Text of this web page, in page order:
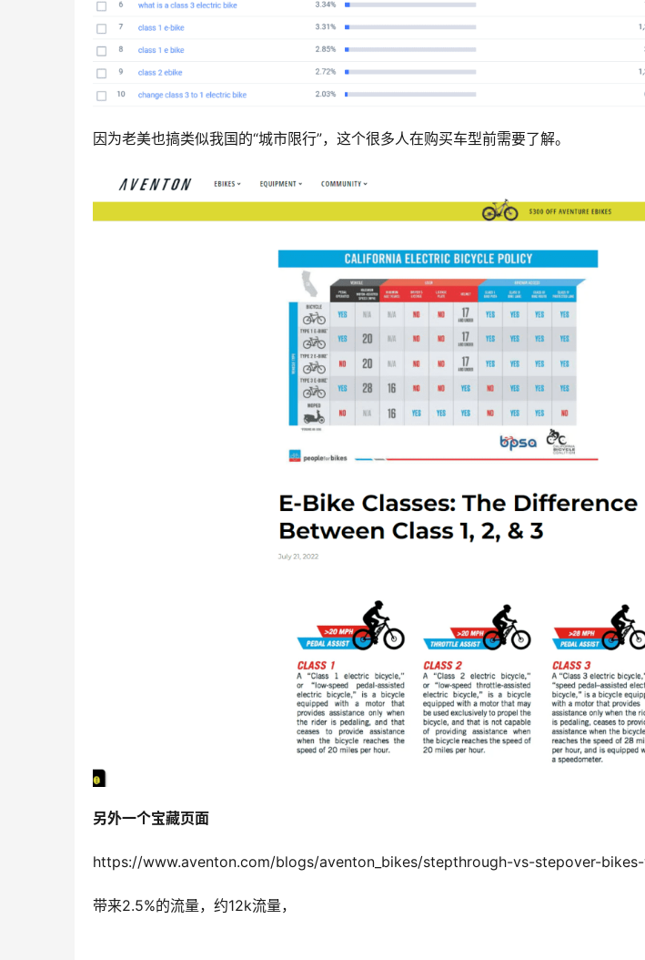
因为老美也搞类似我国的“城市限行”，这个很多人在购买车型前需要了解。
另外一个宝藏页面
https://www.aventon.com/blogs/aventon_bikes/stepthrough-vs-stepover-
带来2.5%的流量，约12k流量，